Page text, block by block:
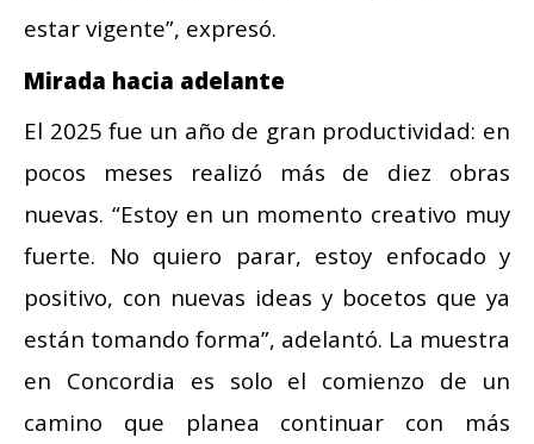
estar vigente”, expresó.
Mirada hacia adelante
El 2025 fue un año de gran productividad: en
pocos meses realizó más de diez obras
nuevas. “Estoy en un momento creativo muy
fuerte. No quiero parar, estoy enfocado y
positivo, con nuevas ideas y bocetos que ya
están tomando forma”, adelantó. La muestra
en Concordia es solo el comienzo de un
camino que planea continuar con más